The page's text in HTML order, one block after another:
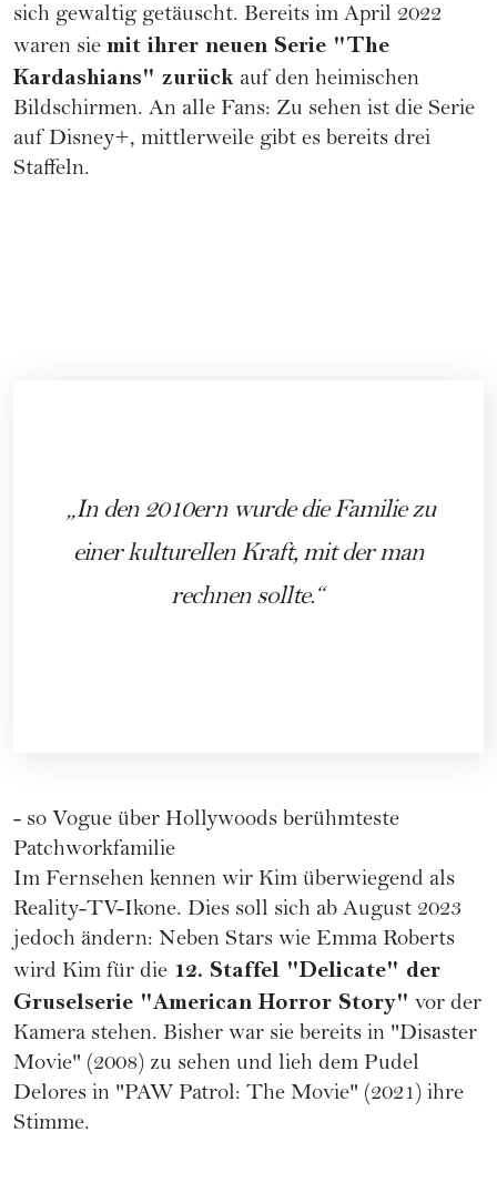
sich gewaltig getäuscht. Bereits im April 2022
waren sie mit ihrer neuen Serie "The
Kardashians" zurück auf den heimischen
Bildschirmen. An alle Fans: Zu sehen ist die Serie
auf Disney+, mittlerweile gibt es bereits drei
Staffeln.
In den 2010ern wurde die Familie zu
einer kulturellen Kraft, mit der man
rechnen sollte.
- so Vogue über Hollywoods berühmteste
Patchworkfamilie
Im Fernsehen kennen wir Kim überwiegend als
Reality-TV-Ikone. Dies soll sich ab August 2023
jedoch ändern: Neben Stars wie Emma Roberts
wird Kim für die 12. Staffel "Delicate" der
Gruselserie "American Horror Story" vor der
Kamera stehen. Bisher war sie bereits in "Disaster
Movie" (2008) zu sehen und lieh dem Pudel
Delores in "PAW Patrol: The Movie" (2021) ihre
Stimme.